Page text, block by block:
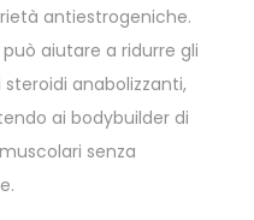
antiestrogeniche.
aiutare a ridurre gli
anabolizzanti,
ai bodybuilder di
senza